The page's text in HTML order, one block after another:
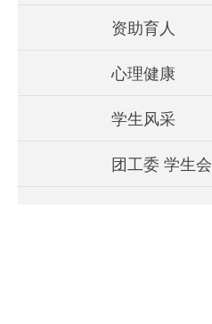
资助育人
心理健康
学生风采
团工委 学生会